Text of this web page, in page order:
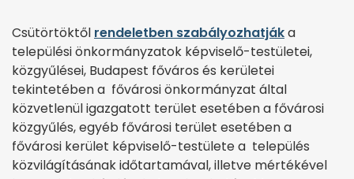
Csütörtöktől rendeletben szabályozhatjáka
települési önkormányzatok képviselő-testületei,
közgyűlései, Budapest főváros és kerületei
tekintetében a fővárosi önkormányzat által
közvetlenül igazgatott terület esetében a fővárosi
közgyűlés, egyéb fővárosi terület esetében a
fővárosi kerület képviselő-testülete a település
közvilágításának időtartamával, illetve mértékével